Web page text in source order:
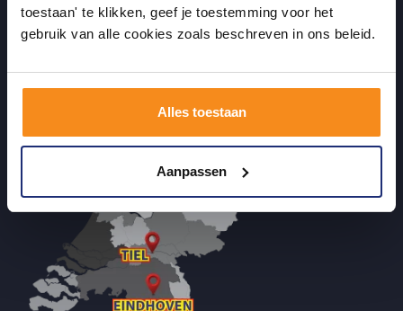
toestaan' te klikken, geef je toestemming voor het
gebruik van alle cookies zoals beschreven in ons beleid.
Alles toestaan
Aanpassen
terecht kunt voor badkamertegels en sanitair, maar ook via de